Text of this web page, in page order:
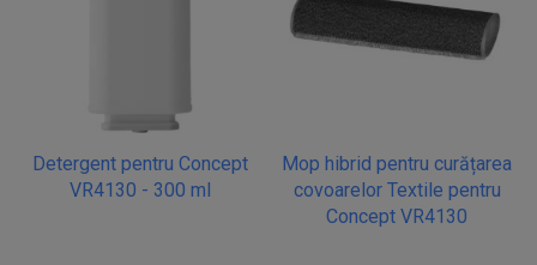
Detergent pentru Concept
VR4130 - 300 ml
Mop hibrid pentru curățarea
covoarelor Textile pentru
Concept VR4130